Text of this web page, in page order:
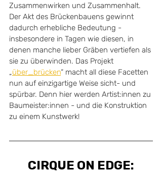
Zusammenwirken und Zusammenhalt.
Der Akt des Brückenbauens gewinnt
dadurch erhebliche Bedeutung -
insbesondere in Tagen wie diesen, in
denen manche lieber Gräben vertiefen als
sie zu überwinden. Das Projekt
„über_brücken“ macht all diese Facetten
nun auf einzigartige Weise sicht- und
spürbar. Denn hier werden Artist:innen zu
Baumeister:innen - und die Konstruktion
zu einem Kunstwerk!
CIRQUE ON EDGE: